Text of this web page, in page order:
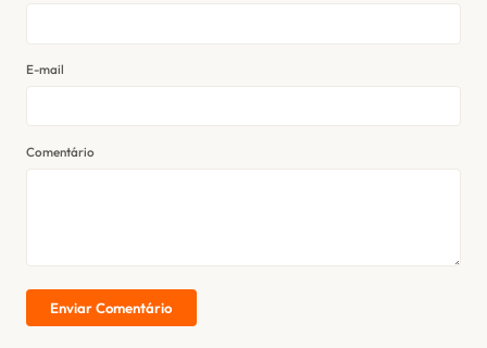
E-mail
Comentário
Enviar Comentário